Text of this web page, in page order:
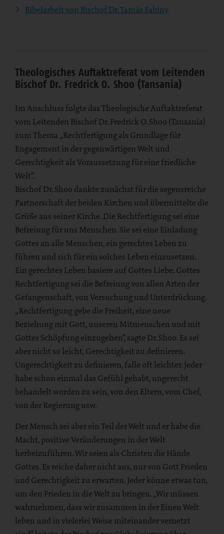
Bibelarbeit von Bischof Dr. Tamás Fabiny
Theologisches Auftaktreferat vom Leitenden
Bischof Dr. Fredrick O. Shoo (Tansania)
Im Anschluss folgte das Theologische Auftaktreferat
vom Leitenden Bischof Dr. Fredrick O. Shoo (Tansania)
zum Thema „Rechtfertigung als Grundlage für
Engagement in der gegenwärtigen Welt und
Gerechtigkeit als Voraussetzung für eine friedliche
Welt“.
Bischof Dr. Shoo dankte zunächst für die segensreiche
Partnerschaft der beiden Kirchen und übermittelte die
Grüße aus seiner Kirche. Die Rechtfertigung sei eine
Befreiung für uns Menschen. Sie sei eine Einladung
Gottes an alle Menschen, ein gerechtes Leben zu
führen und sich für ein solches Leben einzusetzen.
Ein gerechtes Leben basiere auf Gottes Liebe. Gottes
Rechtfertigung sei die Befreiung von allen Arten der
Gefangenschaft, von Versuchung und Unterdrückung.
„Rechtfertigung gebe die Freiheit, eine neue
Beziehung mit Gott, unseren Mitmenschen und mit
Gottes Schöpfung einzugehen“, sagte Dr. Shoo. Es sei
aber nicht so leicht, Gerechtigkeit zu definieren.
Ungerechtigkeit zu definieren, falle oft leichter. Jeder
habe schon einmal das Gefühl gehabt, ungerecht
behandelt worden zu sein, von den Eltern, vom Chef,
von der Regierung usw.
Der Mensch sei aber ein Teil der Welt und er habe die
Macht, positive Veränderungen in der Welt
herbeizuführen. Wir seien als Christen die Hände
Gottes. Es reiche daher nicht aus, nur von Gott Frieden
und Gerechtigkeit zu erwarten. Jeder könne etwas tun,
um den Frieden in die Welt zu bringen. „Wir müssen
wahrnehmen, dass wir zusammen in der Einen Welt
leben und in vielerlei Weise miteinander vernetzt